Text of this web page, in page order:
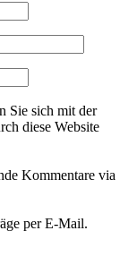
Sie sich mit der
diese Website
Kommentare via
per E-Mail.